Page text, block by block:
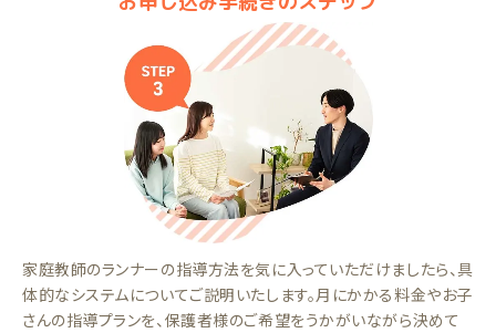
家庭教師のランナーの指導方法を気に入っていただけましたら、具
体的なシステムについてご説明いたします。月にかかる料金やお子
さんの指導プランを、保護者様のご希望をうかがいながら決めて